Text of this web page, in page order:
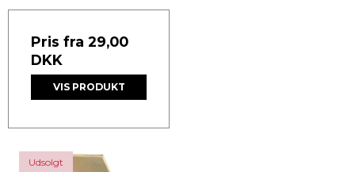
Pris fra 29,00
DKK
VIS PRODUKT
Udsolgt